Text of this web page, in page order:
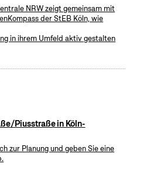
NRW zeigt gemeinsam mit
der StEB Köln, wie
in ihrem Umfeld aktiv gestalten
Piusstraße in Köln-
zur Planung und geben Sie eine